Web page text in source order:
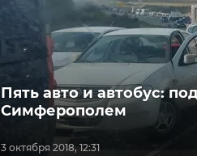
3 октября 2018, 12:31
Пять авто и автобус:
Симферополем